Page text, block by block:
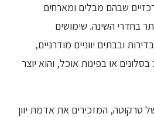
שבהם מבלים ומארחים
בחדרי השינה. שימושים
ובבתים יווניים מודרניים,
או בפינות אוכל, והוא יוצר
טרקוטה, המזכירים את אדמת יוון